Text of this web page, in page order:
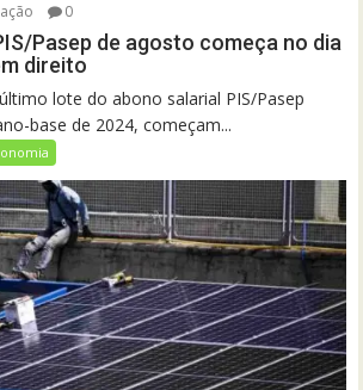
0
Pasep de agosto começa no dia
direito
lote do abono salarial PIS/Pasep
base de 2024, começam...